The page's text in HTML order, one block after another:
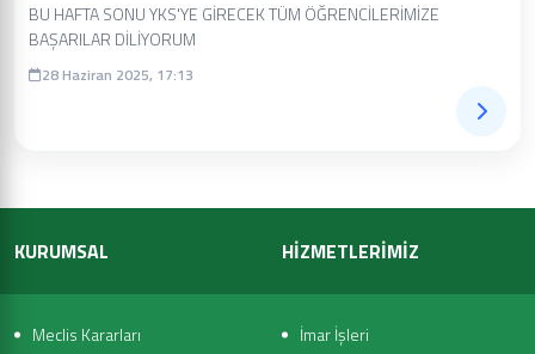
BU HAFTA SONU YKS'YE GİRECEK TÜM ÖĞRENCİLERİMİZE
BAŞARILAR DİLİYORUM
28 Haziran 2025, 17:13
KURUMSAL
Meclis Kararları
HİZMETLERİMİZ
İmar İşleri